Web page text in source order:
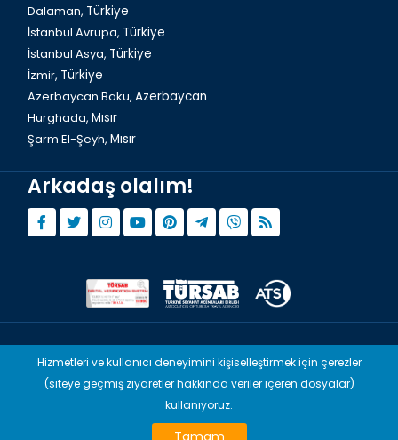
Türkiye`de Yeşil Kanyon Turu
Dalaman, Türkiye
İstanbul Avrupa, Türkiye
İstanbul Asya, Türkiye
İzmir, Türkiye
Azerbaycan Baku, Azerbaycan
Hurghada, Mısır
Şarm El-Şeyh, Mısır
Arkadaş olalım!
© Copyright 2015 - 2026, Tourwix.de
Artmodern UG (Haftungsbeschränkt) Almanya yasaları uyarınca
faaliyet göstermektedir
TOURWİX & Venovas Travel (TÜRSAB: A-10960) Türkiye yasaları
uyarınca faaliyet göstermektedir
Hizmetleri ve kullanıcı deneyimini kişiselleştirmek için çerezler
(siteye geçmiş ziyaretler hakkında veriler içeren dosyalar)
kullanıyoruz.
Tamam